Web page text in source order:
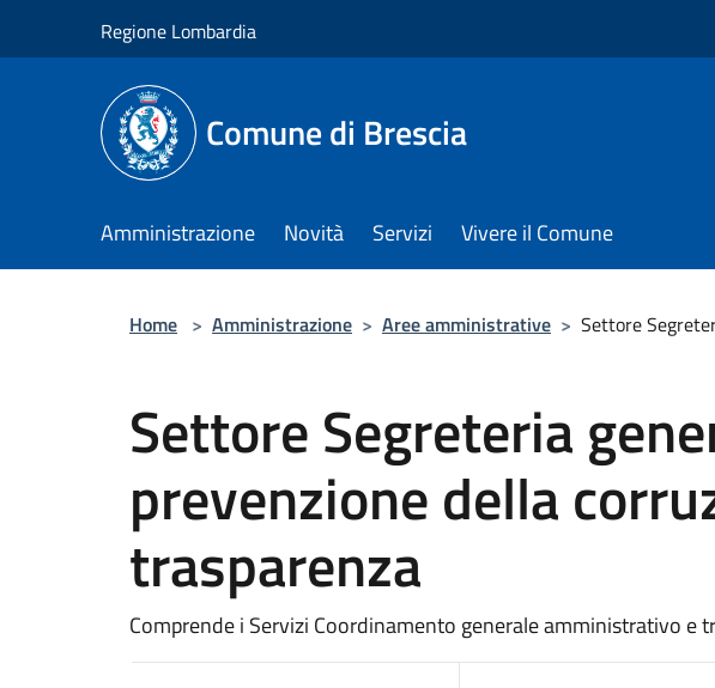
Regione Lombardia
Comune di Brescia
Amministrazione Novità Servizi Vivere il Comune
Home > Amministrazione > Aree amministrative > Settore
Settore Segreteria
prevenzione della
trasparenza
Comprende i Servizi Coordinamento generale amministrativo e